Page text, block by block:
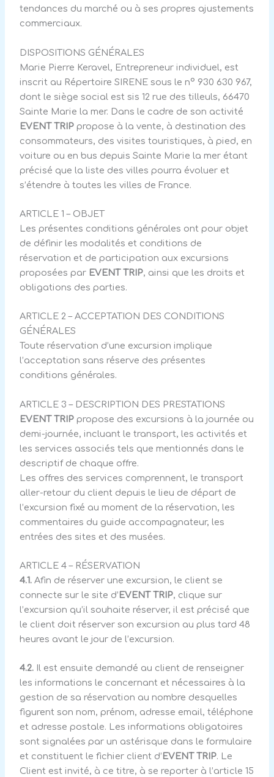
tendances du marché ou à ses propres ajustements
commerciaux.
DISPOSITIONS GÉNÉRALES
Marie Pierre Keravel, Entrepreneur individuel, est
inscrit au Répertoire SIRENE sous le n° 930 630 967,
dont le siège social est sis 12 rue des tilleuls, 66470
Sainte Marie la mer. Dans le cadre de son activité
EVENT TRIP propose à la vente, à destination des
consommateurs, des visites touristiques, à pied, en
voiture ou en bus depuis Sainte Marie la mer étant
précisé que la liste des villes pourra évoluer et
s’étendre à toutes les villes de France.
ARTICLE 1 – OBJET
Les présentes conditions générales ont pour objet
de définir les modalités et conditions de
réservation et de participation aux excursions
proposées par EVENT TRIP, ainsi que les droits et
obligations des parties.
ARTICLE 2 – ACCEPTATION DES CONDITIONS
GÉNÉRALES
Toute réservation d’une excursion implique
l’acceptation sans réserve des présentes
conditions générales.
ARTICLE 3 – DESCRIPTION DES PRESTATIONS
EVENT TRIP propose des excursions à la journée ou
demi-journée, incluant le transport, les activités et
les services associés tels que mentionnés dans le
descriptif de chaque offre.
Les offres des services comprennent, le transport
aller-retour du client depuis le lieu de départ de
l’excursion fixé au moment de la réservation, les
commentaires du guide accompagnateur, les
entrées des sites et des musées.
ARTICLE 4 – RÉSERVATION
4.1. Afin de réserver une excursion, le client se
connecte sur le site d’ EVENT TRIP, clique sur
l’excursion qu’il souhaite réserver, il est précisé que
le client doit réserver son excursion au plus tard 48
heures avant le jour de l’excursion.
4.2. Il est ensuite demandé au client de renseigner
les informations le concernant et nécessaires à la
gestion de sa réservation au nombre desquelles
figurent son nom, prénom, adresse email, téléphone
et adresse postale. Les informations obligatoires
sont signalées par un astérisque dans le formulaire
et constituent le fichier client d’ EVENT TRIP. Le
Client est invité, à ce titre, à se reporter à l’article 15